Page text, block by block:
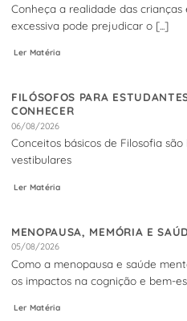
Conheça a realidade das crianças
excessiva pode prejudicar o [...]
Ler Matéria
FILÓSOFOS PARA
CONHECER
06/08/2026
Conceitos básicos de Filosofia
vestibulares
Ler Matéria
MENOPAUSA, MEMÓRIA E
05/08/2026
Como a menopausa e saúde
os impactos na cognição e bem-
Ler Matéria